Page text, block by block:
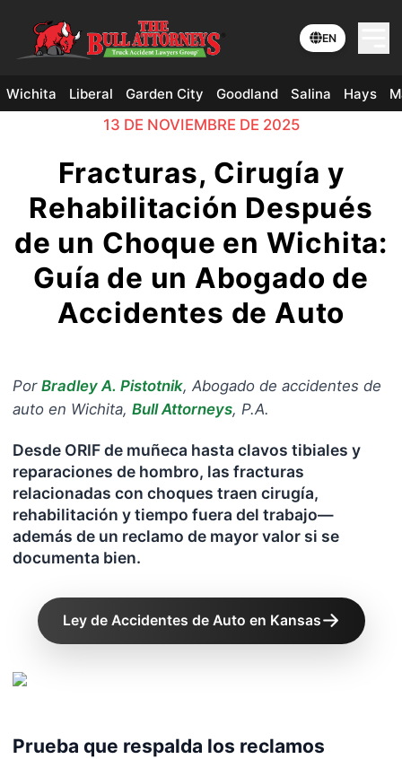
EN
Wichita Liberal Garden City Goodland Salina Hays
13 DE NOVIEMBRE DE 2025
Fracturas, Cirugía y
Rehabilitación Después
de un Choque en Wichita:
Guía de un Abogado de
Accidentes de Auto
Por Bradley A. Pistotnik, Abogado de accidentes de
auto en Wichita, Bull Attorneys, P.A.
Desde ORIF de muñeca hasta clavos tibiales y
reparaciones de hombro, las fracturas
relacionadas con choques traen cirugía,
rehabilitación y tiempo fuera del trabajo—
además de un reclamo de mayor valor si se
documenta bien.
Ley de Accidentes de Auto en Kansas
Prueba que respalda los reclamos